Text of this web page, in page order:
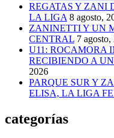
REGATAS Y ZANI
LA LIGA 8 agosto,
ZANINETTI Y UN
CENTRAL 7 agosto,
U11: ROCAMORA
RECIBIENDO A
2026
PARQUE SUR Y
ELISA, LA LIGA
categorías